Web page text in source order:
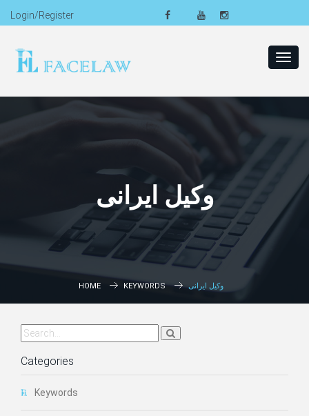
Login/Register
وکیل ایرانی
HOME KEYWORDS وکیل ایرانی
Categories
Keywords